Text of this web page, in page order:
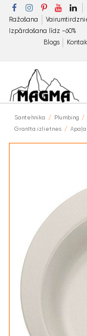
Ražošana
Izpārdošana līdz −60%
Blogs
Santehnika Plumbing
Granīta izlietnes